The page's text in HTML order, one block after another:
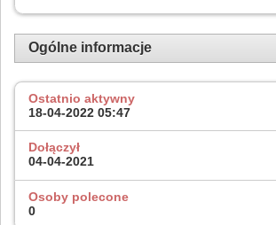
Ogólne informacje
Ostatnio aktywny
18-04-2022 05:47
Dołączył
04-04-2021
Osoby polecone
0